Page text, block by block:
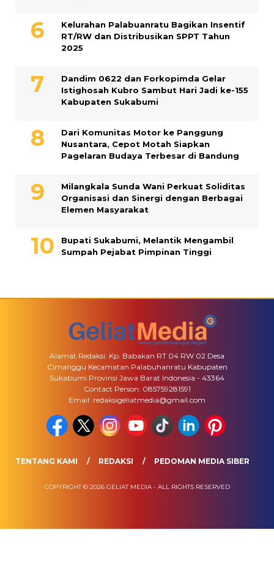
Kelurahan Palabuanratu Bagikan Insentif
RT/RW dan Distribusikan SPPT Tahun
2025
Dandim 0622 dan Forkopimda Gelar
Istighosah Kubro Sambut Hari Jadi ke-155
Kabupaten Sukabumi
Dari Komunitas Motor ke Panggung
Nusantara, Cepot Motah Siapkan
Pagelaran Budaya Terbesar di Bandung
Milangkala Sunda Wani Perkuat Soliditas
Organisasi dan Sinergi dengan Berbagai
Elemen Masyarakat
Bupati Sukabumi, Melantik Mengambil
Sumpah Pejabat Pimpinan Tinggi
Alamat Redaksi: Kp. Babakan RT 04 RW 02 Desa
Cimanggu Kecamatan Palabuhanratu Kabupaten
Sukabumi Provinsi Jawa Barat Indonesia - 43364
Contact Person: 085759281591
Email: redaksigeliatmedia@gmail.com
TENTANG KAMI REDAKSI PEDOMAN MEDIA SIBER
COPYRIGHT © 2026 GELIAT MEDIA - ALL RIGHTS RESERVED